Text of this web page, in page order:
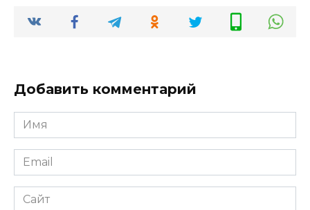
Добавить комментарий
Имя
*
Email
*
Сайт